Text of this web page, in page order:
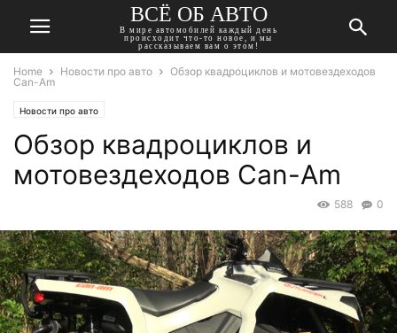
ВСЁ ОБ АВТО
В мире автомобилей каждый день
происходит что-то новое, и мы
рассказываем вам о этом!
Home Новости про авто
Обзор квадроциклов и мотовездеходов
Can-Am
Новости про авто
Обзор квадроциклов и
мотовездеходов Can-Am
0
588